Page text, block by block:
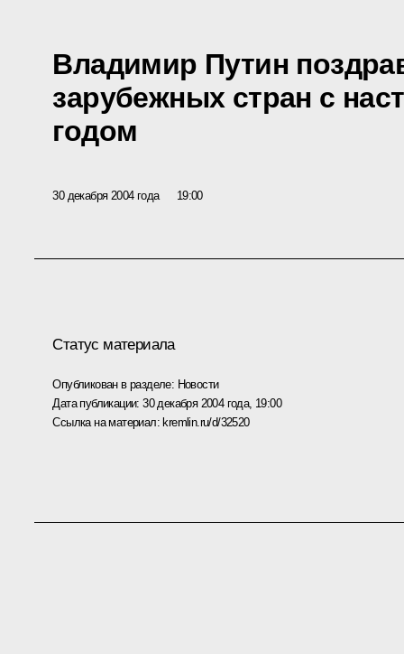
Владимир Путин
зарубежных стран с
годом
30 декабря 2004 года 19:00
Статус материала
Опубликован в разделе: Новости
Дата публикации:30 декабря 2004 года, 19:00
Ссылка на материал:kremlin.ru/d/32520